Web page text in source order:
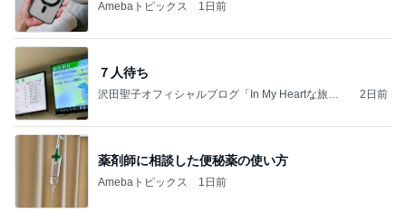
Amebaトピックス 1日前
７人待ち
沢田聖子オフィシャルブログ「In My Heartな旅日
2日前
薬剤師に相談した便秘薬の使い方
Amebaトピックス 1日前